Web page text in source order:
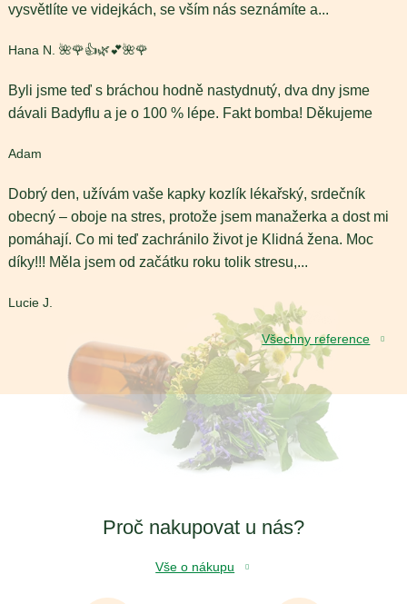
vysvětlíte ve videjkách, se vším nás seznámíte a...
Hana N. 🌺🌹👍🌿💕🌺🌹
Byli jsme teď s bráchou hodně nastydnutý, dva dny jsme
dávali Badyflu a je o 100 % lépe. Fakt bomba! Děkujeme
Adam
Dobrý den, užívám vaše kapky kozlík lékařský, srdečník
obecný – oboje na stres, protože jsem manažerka a dost mi
pomáhají. Co mi teď zachránilo život je Klidná žena. Moc
díky!!! Měla jsem od začátku roku tolik stresu,...
Lucie J.
Všechny reference
Proč nakupovat u nás?
Vše o nákupu